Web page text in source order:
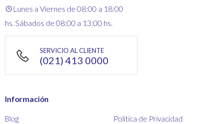
Lunes a Viernes de 08:00 a 18:00
hs. Sábados de 08:00 a 13:00 hs.
SERVICIO AL CLIENTE
(021) 413 0000
Información
Blog
Política de Privacidad